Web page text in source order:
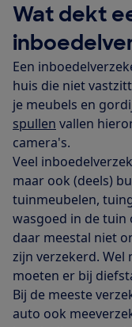
Wat dekt
Een
huis die niet
je meubels en
spullen vallen
camera's.
Veel
maar ook (deels)
tuinmeubelen,
wasgoed in de tuin
daar meestal niet
zijn verzekerd. Wel
moeten er bij
Bij de meeste
auto ook